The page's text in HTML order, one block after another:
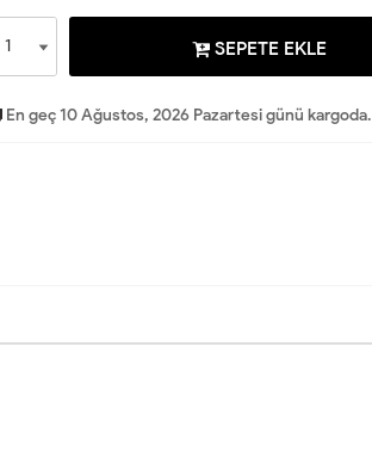
SEPETE EKLE
En geç 10 Ağustos, 2026 Pazartesi günü kargoda.